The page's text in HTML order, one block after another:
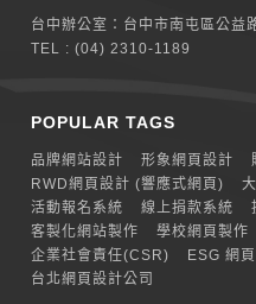
台中辦公室： 台中市南屯區公益
TEL :(04) 2310-1189
POPULAR TAGS
品牌網站設計 形象網頁設計
RWD網頁設計 (響應式網頁)
活動報名系統
線上捐款系統
客製化網站製作
學校網頁製作
企業社會責任(CSR)
ESG 網
台北網頁設計公司